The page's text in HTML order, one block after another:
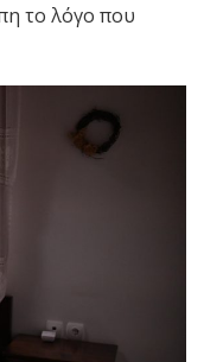
το λόγο που